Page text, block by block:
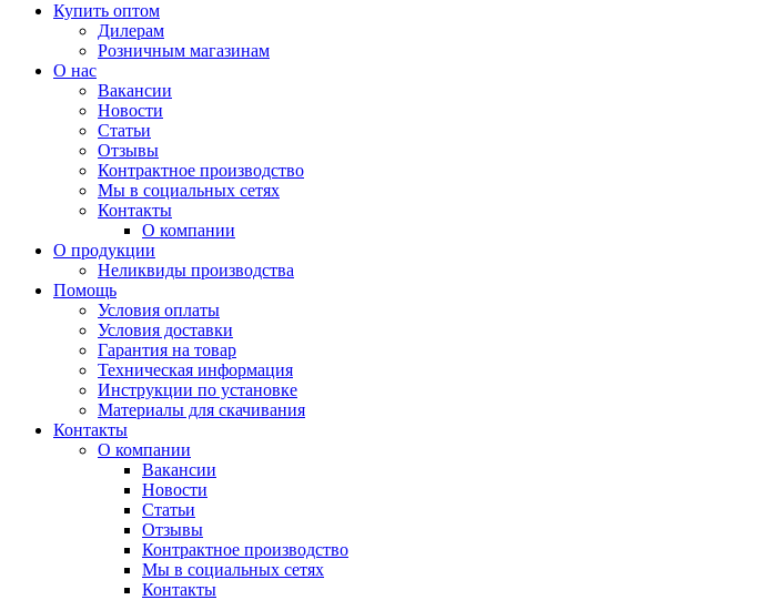
Купить оптом
Дилерам
Розничным магазинам
О нас
Вакансии
Новости
Статьи
Отзывы
Контрактное производство
Мы в социальных сетях
Контакты
О компании
О продукции
Неликвиды производства
Помощь
Условия оплаты
Условия доставки
Гарантия на товар
Техническая информация
Инструкции по установке
Материалы для скачивания
Контакты
О компании
Вакансии
Новости
Статьи
Отзывы
Контрактное производство
Мы в социальных сетях
Контакты